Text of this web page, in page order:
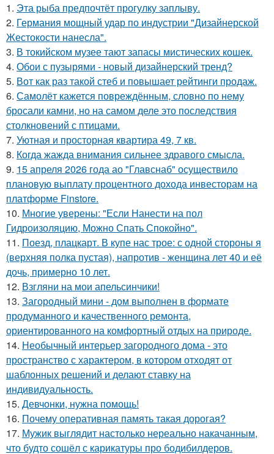
1. Эта рыба предпочтёт прогулку заплыву.
2. Германия мощный удар по индустрии "Дизайнерской
Жестокости нанесла".
3. В токийском музее тают запасы мистических кошек.
4. Обои с пузырями - новый дизайнерский тренд?
5. Вот как раз такой стеб и повышает рейтинги продаж.
6. Самолёт кажется повреждённым, словно по нему
бросали камни, но на самом деле это последствия
столкновений с птицами.
7. Уютная и просторная квартира 49, 7 кв.
8. Когда жажда внимания сильнее здравого смысла.
9. 15 апреля 2026 года ао "Главснаб" осуществило
плановую выплату процентного дохода инвесторам на
платформе Finstore.
10. Многие уверены: "Если Нанести на пол
Гидроизоляцию, Можно Спать Спокойно".
11. Поезд, плацкарт. В купе нас трое: с одной стороны я
(верхняя полка пустая), напротив - женщина лет 40 и её
дочь, примерно 10 лет.
12. Взгляни на мои апельсинчики!
13. Загородный мини - дом выполнен в формате
продуманного и качественного ремонта,
ориентированного на комфортный отдых на природе.
14. Необычный интерьер загородного дома - это
пространство с характером, в котором отходят от
шаблонных решений и делают ставку на
индивидуальность.
15. Девчонки, нужна помощь!
16. Почему оперативная память такая дорогая?
17. Мужик выглядит настолько нереально накачанным,
что будто сошёл с карикатуры про бодибилдеров.